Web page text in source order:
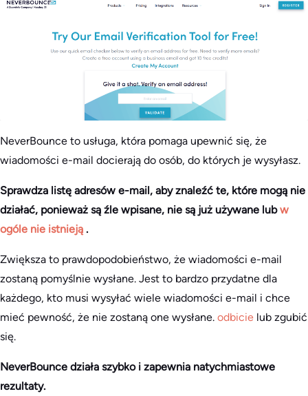
NeverBounce to usługa, która pomaga upewnić się, że
wiadomości e-mail docierają do osób, do których je wysyłasz.
Sprawdza listę adresów e-mail, aby znaleźć te, które mogą nie
działać, ponieważ są źle wpisane, nie są już używane lubw
ogóle nie istnieją .
Zwiększa to prawdopodobieństwo, że wiadomości e-mail
zostaną pomyślnie wysłane. Jest to bardzo przydatne dla
każdego, kto musi wysyłać wiele wiadomości e-mail i chce
mieć pewność, że nie zostaną one wysłane. odbicie lub zgubić
się.
NeverBounce działa szybko i zapewnia natychmiastowe
rezultaty.